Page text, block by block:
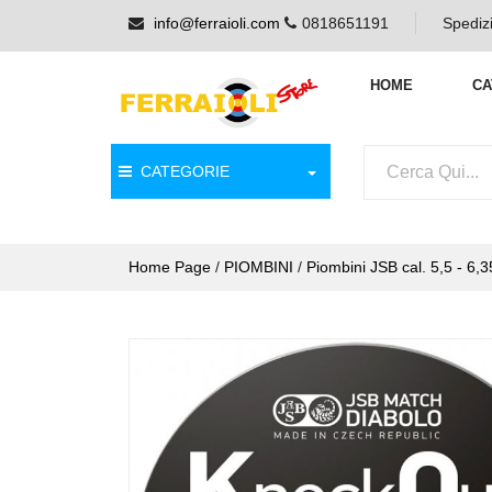
info@ferraioli.com 0818651191
HOME
CATEGORIE
Home Page / PIOMBINI / Piombini JSB cal. 5,5 -